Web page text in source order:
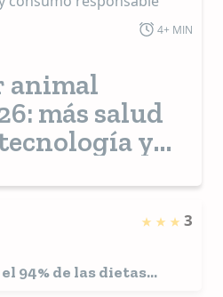
4+ MIN
animal
más salud
y
3
94% de las dietas